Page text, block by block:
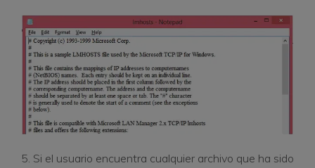
5. Si el usuario encuentra cualquier archivo que ha sido